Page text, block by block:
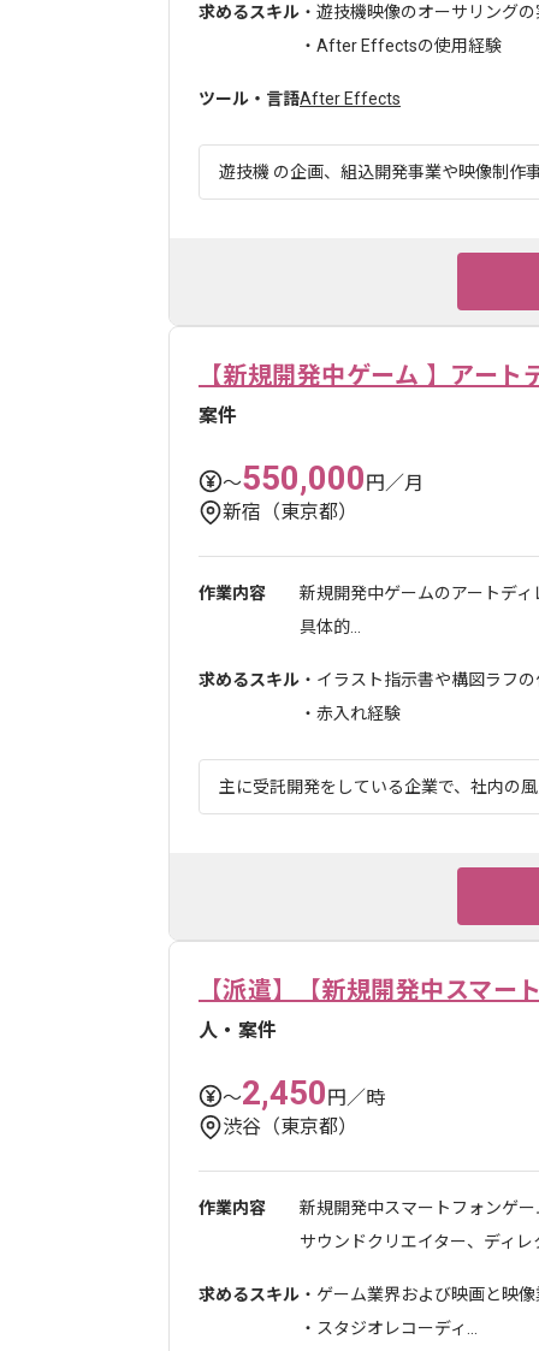
求めるスキル ・遊技機映像のオーサリング
・After Effectsの使用経験
ツール・言語After Effects
遊技機 の企画、組込開発事業や映像制作
【新規開発中ゲーム 】アー
案件
〜550,000円／月
新宿（東京都）
作業内容
新規開発中ゲームのアートデ
具体的...
求めるスキル ・イラスト指示書や構図ラフ
・赤入れ経験
主に受託開発をしている企業で、社内の
【派遣】【新規開発中スマー
人・案件
〜2,450円／時
渋谷（東京都）
作業内容
新規開発中スマートフォンゲ
サウンドクリエイター、ディレ
求めるスキル ・ゲーム業界および映画と映
・スタジオレコーディ...